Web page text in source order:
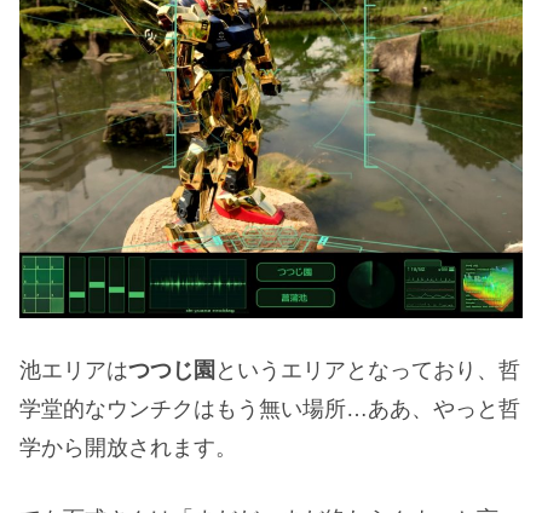
池エリアはつつじ園 というエリアとなっており、哲
学堂的なウンチクはもう無い場所…ああ、やっと哲
学から開放されます。